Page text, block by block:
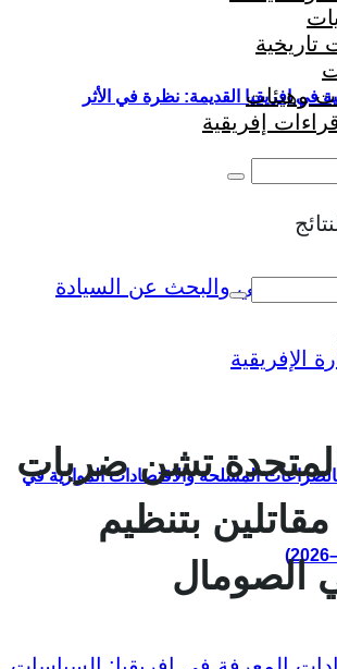
في إفريقيا القديمة: نظرة في الأثر
المسلحة والاقتصادات الموازية في
تاريخية
وهيئات
إفريقية
المتحدة تشن ضربات
بتنظيم
الصومال